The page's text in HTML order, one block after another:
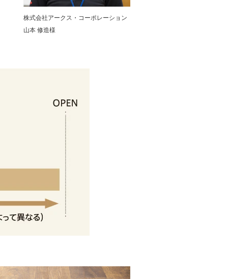
株式会社アークス・コーポレーション
山本 修造様